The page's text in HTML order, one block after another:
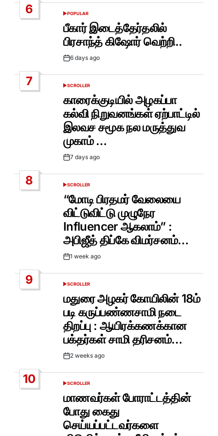
6
POSTED
POPULAR
பீகார் இடைத்தேர்தலில்
பிரசாந்த் கிஷோர் வெற்றி..
Post6 days ago
7
POSTED
SCROLLER
காரைக்குடியில் அழகப்பா
கல்வி நிறுவனங்கள் ஏற்பாட்டில்
இலவச சமூக நல மருத்துவ
முகாம் …
Post7 days ago
8
POSTED
SCROLLER
“மோடி பிரதமர் வேலையை
விட்டுவிட்டு முழுநேர
Influencer ஆகலாம்” :
அபிஜீத் திப்கே விமர்சனம்…
Post1 week ago
9
POSTED
SCROLLER
மதுரை அழகர் கோயிலின் 18ம்
படி கருப்பண்ணசாமி நடை
திறப்பு : ஆயிரக்கணக்கான
பக்தர்கள் சாமி தரிசனம்…
Post2 weeks ago
10
POSTED
SCROLLER
மாணவர்கள் போராட்டத்தின்
போது கைது
செய்யப்பட்டவர்களை